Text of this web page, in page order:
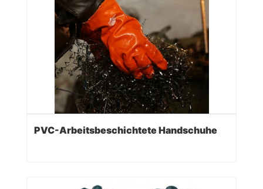
PVC-Arbeitsbeschichtete Handschuhe